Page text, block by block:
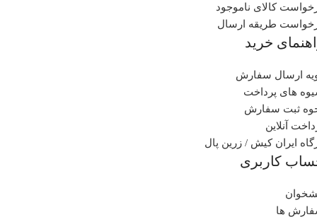
کالای ناموجود
طریقه ارسال
خرید
ارسال سفارش
های پرداخت
ثبت سفارش
آنلاین
ایران کیش / زرین پال
کاربری
ها